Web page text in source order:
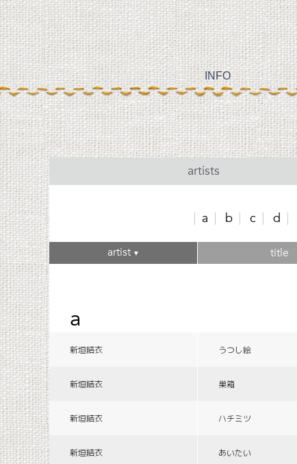
INFO
artists
a b c d
artist▼ title
a
新垣結衣 うつし絵
新垣結衣 巣箱
新垣結衣 ハチミツ
新垣結衣 あいたい